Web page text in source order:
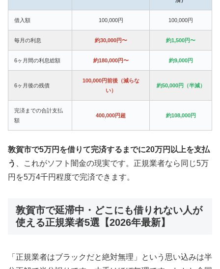
借入額 100,000円 100,000円
毎月の利息 約30,000円〜 約1,500円〜
6ヶ月間の利息総額 約180,000円〜 約9,000円
6ヶ月後の残債
100,000円前後（減らな
い）
約50,000円（半減）
完済までの合計支払
額
400,000円超 約108,000円
敦賀市で5万円を借りて完済するまでに20万円以上を支払
う
、これがソフト闇金の現実です。正規業者なら同じ5万
円を5万4千円程度で完済できます。
敦賀市で延滞中・どこにも借りれない人が
使える正規業者5選【2026年最新】
「正規業者はブラックだと絶対無理」という思い込みは半